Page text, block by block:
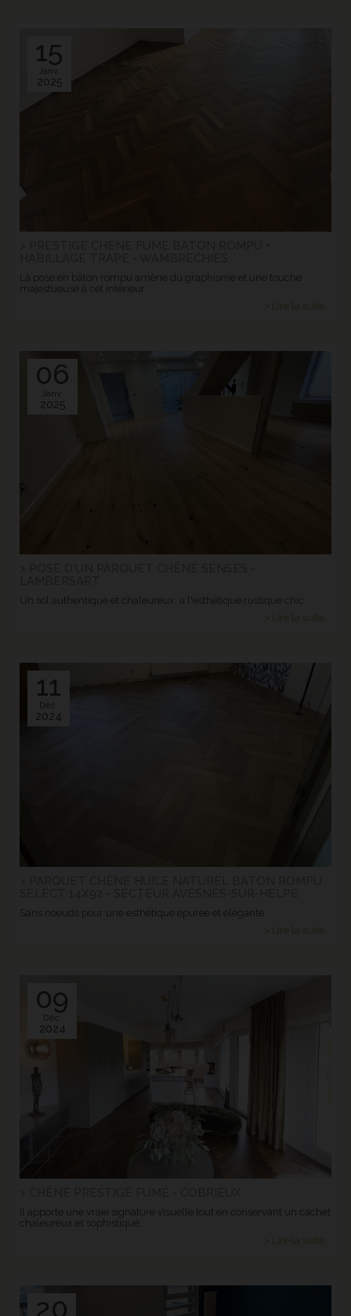
15
Janv.
2025
La pose en bâton rompu amène du graphisme et une touche
majestueuse à cet intérieur.
> Lire la suite...
06
Janv.
2025
Un sol authentique et chaleureux, à l'esthétique rustique chic
> Lire la suite...
11
Déc.
2024
Sans noeuds pour une esthétique épurée et élégante
> Lire la suite...
09
Déc.
2024
Il apporte une vraie signature visuelle tout en conservant un cachet
chaleureux et sophistiqué.
> Lire la suite...
20